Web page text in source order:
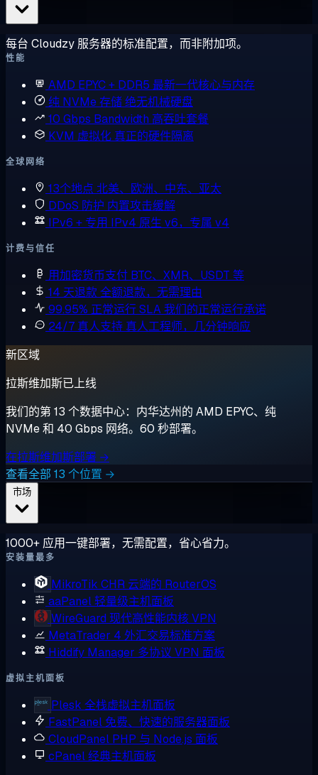
每台 Cloudzy 服务器的标准配置，而非附加项。
性能
AMD EPYC + DDR5 最新一代核心与内存
纯 NVMe 存储绝无机械硬盘
10 Gbps Bandwidth 高吞吐套餐
KVM 虚拟化 真正的硬件隔离
全球网络
13个地点 北美、欧洲、中东、亚太
DDoS 防护 内置攻击缓解
IPv6 + 专用 IPv4 原生 v6，专属 v4
计费与信任
用加密货币支付 BTC、XMR、USDT 等
14 天退款全额退款，无需理由
99.95% 正常运行 SLA我们的正常运行承诺
24/7 真人支持 真人工程师，几分钟响应
新区域
拉斯维加斯已上线
我们的第 13 个数据中心：内华达州的 AMD EPYC、纯
NVMe 和 40 Gbps 网络。60 秒部署。
在拉斯维加斯部署 →
查看全部 13 个位置 →
1000+ 应用一键部署，无需配置，省心省力。
安装量最多
MikroTik CHR 云端的 RouterOS
aaPanel轻量级主机面板
WireGuard 现代高性能内核 VPN
MetaTrader 4 外汇交易标准方案
Hiddify Manager 多协议 VPN 面板
虚拟主机面板
Plesk 全栈虚拟主机面板
FastPanel 免费、快速的服务器面板
CloudPanel PHP 与 Node.js 面板
cPanel经典主机面板